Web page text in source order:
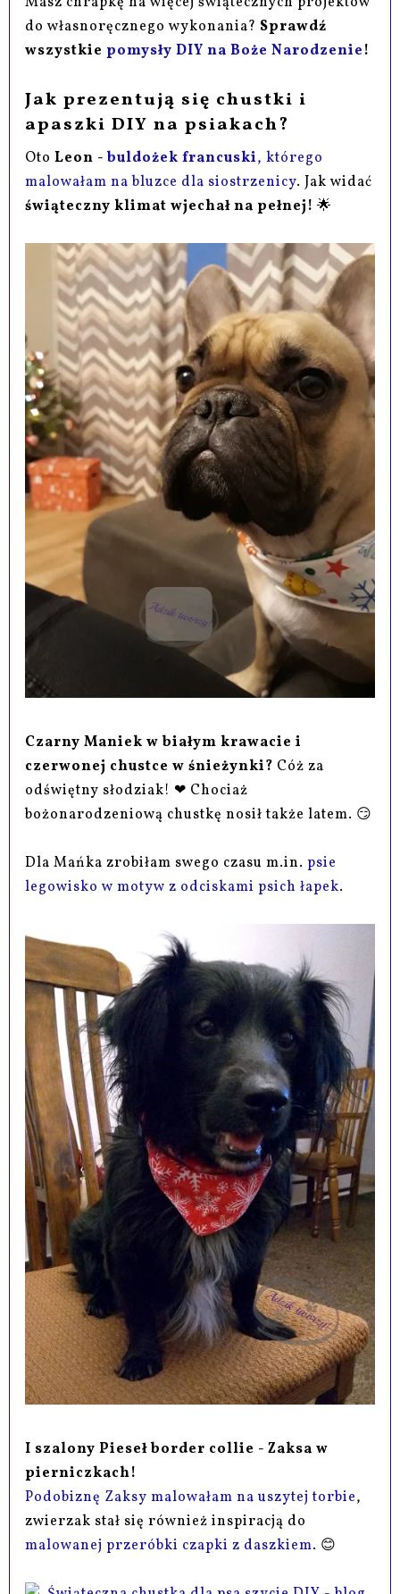
do własnoręcznego wykonania?Sprawdź
wszystkiepomysły DIY na Boże Narodzenie!
Jak prezentują się chustki i
apaszki DIY na psiakach?
OtoLeon -buldożek francuski, którego
malowałam na bluzce dla siostrzenicy. Jak widać
świąteczny klimat wjechał na pełnej!🌟
Czarny Maniek w białym krawacie i
czerwonej chustce w śnieżynki? Cóż za
odświętny słodziak! ❤ Chociaż
bożonarodzeniową chustkę nosił także latem. 😏
Dla Mańka zrobiłam swego czasu m.in.psie
legowisko w motyw z odciskami psich łapek.
I szalony Pieseł border collie - Zaksa w
pierniczkach!
Podobiznę Zaksy malowałam na uszytej torbie,
zwierzak stał się również inspiracją do
malowanej przeróbki czapki z daszkiem. 😊